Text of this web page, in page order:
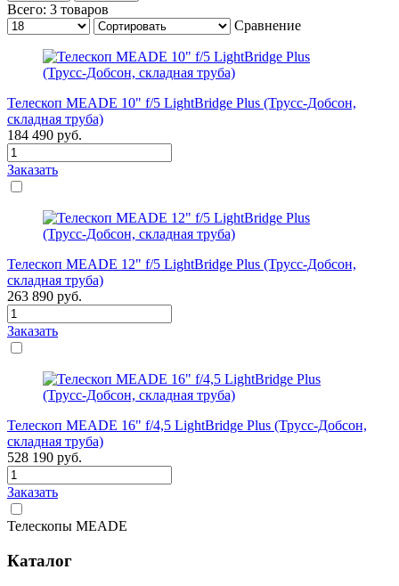
Всего: 3 товаров
Сравнение
Телескоп MEADE 10" f/5 LightBridge Plus (Трусс-Добсон,
складная труба)
184 490 руб.
Заказать
Телескоп MEADE 12" f/5 LightBridge Plus (Трусс-Добсон,
складная труба)
263 890 руб.
Заказать
Телескоп MEADE 16" f/4,5 LightBridge Plus (Трусс-Добсон,
складная труба)
528 190 руб.
Заказать
Телескопы MEADE
Каталог